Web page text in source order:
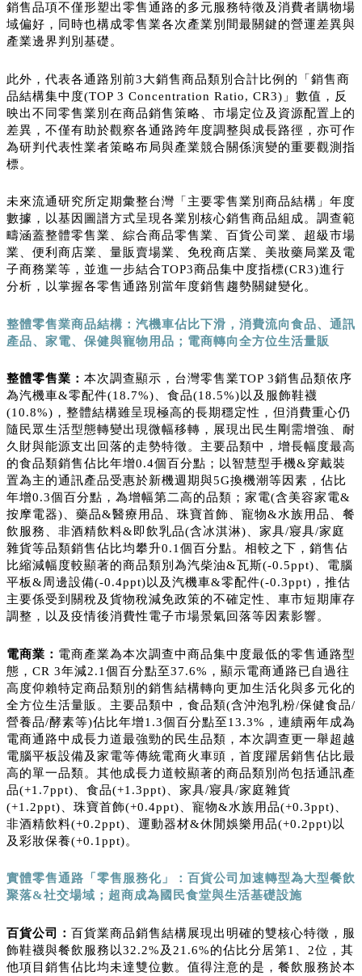
銷售品項不僅形塑出零售通路的多元服務特徵及消費者購物場
域偏好，同時也構成零售業各次產業別間最關鍵的營運差異與
產業邊界判別基礎。
此外，代表各通路別前3大銷售商品類別合計比例的「銷售商
品結構集中度(TOP 3 Concentration Ratio, CR3)」數值，反
映出不同零售業別在商品銷售策略、市場定位及資源配置上的
差異，不僅有助於觀察各通路跨年度調整與成長路徑，亦可作
為研判代表性業者策略布局與產業競合關係演變的重要觀測指
標。
未來流通研究所定期彙整台灣「主要零售業別商品結構」年度
數據，以基因圖譜方式呈現各業別核心銷售商品組成。調查範
疇涵蓋整體零售業、綜合商品零售業、百貨公司業、超級市場
業、便利商店業、量販賣場業、免稅商店業、美妝藥局業及電
子商務業等，並進一步結合TOP3商品集中度指標(CR3)進行
分析，以掌握各零售通路別當年度銷售趨勢關鍵變化。
整體零售業商品結構：汽機車佔比下滑，消費流向食品、通訊
產品、家電、保健與寵物用品；電商轉向全方位生活量販
整體零售業： 本次調查顯示，台灣零售業TOP 3銷售品類依序
為汽機車&零配件(18.7%)、食品(18.5%)以及服飾鞋襪
(10.8%)，整體結構雖呈現極高的長期穩定性，但消費重心仍
隨民眾生活型態轉變出現微幅移轉，展現出民生剛需增強、耐
久財與能源支出回落的走勢特徵。主要品類中，增長幅度最高
的食品類銷售佔比年增0.4個百分點；以智慧型手機&穿戴裝
置為主的通訊產品受惠於新機週期與5G換機潮等因素，佔比
年增0.3個百分點，為增幅第二高的品類；家電(含美容家電&
按摩電器)、藥品&醫療用品、珠寶首飾、寵物&水族用品、餐
飲服務、非酒精飲料&即飲乳品(含冰淇淋)、家具/寢具/家庭
雜貨等品類銷售佔比均攀升0.1個百分點。相較之下，銷售佔
比縮減幅度較顯著的商品類別為汽柴油&瓦斯(-0.5ppt)、電腦
平板&周邊設備(-0.4ppt)以及汽機車&零配件(-0.3ppt)，推估
主要係受到關稅及貨物稅減免政策的不確定性、車市短期庫存
調整，以及疫情後消費性電子市場景氣回落等因素影響。
電商業： 電商產業為本次調查中商品集中度最低的零售通路型
態，CR 3年減2.1個百分點至37.6%，顯示電商通路已自過往
高度仰賴特定商品類別的銷售結構轉向更加生活化與多元化的
全方位生活量販。主要品類中，食品類(含沖泡乳粉/保健食品/
營養品/酵素等)佔比年增1.3個百分點至13.3%，連續兩年成為
電商通路中成長力道最強勁的民生品類，本次調查更一舉超越
電腦平板設備及家電等傳統電商火車頭，首度躍居銷售佔比最
高的單一品類。其他成長力道較顯著的商品類別尚包括通訊產
品(+1.7ppt)、食品(+1.3ppt)、家具/寢具/家庭雜貨
(+1.2ppt)、珠寶首飾(+0.4ppt)、寵物&水族用品(+0.3ppt)、
非酒精飲料(+0.2ppt)、運動器材&休閒娛樂用品(+0.2ppt)以
及彩妝保養(+0.1ppt)。
實體零售通路「零售服務化」：百貨公司加速轉型為大型餐飲
聚落&社交場域；超商成為國民食堂與生活基礎設施
百貨公司： 百貨業商品銷售結構展現出明確的雙核心特徵，服
飾鞋襪與餐飲服務以32.2%及21.6%的佔比分居第1、2位，其
他項目銷售佔比均未達雙位數。值得注意的是，餐飲服務於本